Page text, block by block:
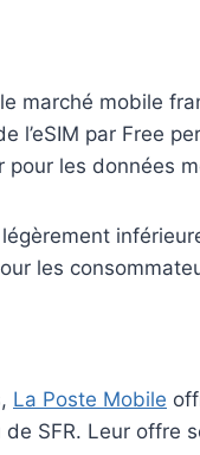
marché mobile
l’eSIM par Free
pour les données
les
La Poste Mobile
de SFR. Leur offre